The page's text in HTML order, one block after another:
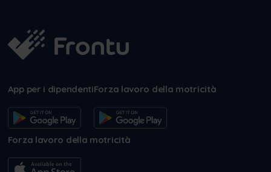
App per i dipendentiForza lavoro della motricità
Forza lavoro della motricità